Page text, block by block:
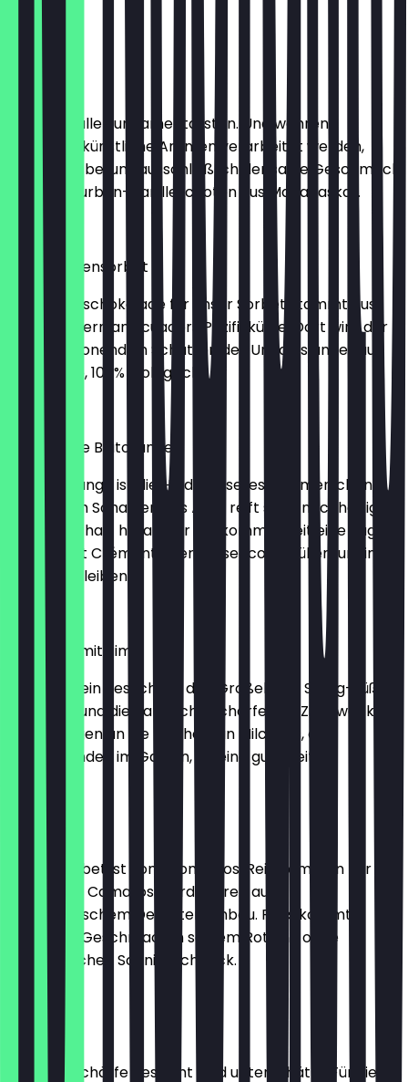
Ein Eis für alle Fundamentalisten. Und während
woanders künstliche Aromen verarbeitet werden,
findet sich bei uns ausschließlich der satte Geschmack
ganzer Bourbon-Vanilleschoten aus Madagaskar.
Schokoladensorbet
Die Dunkelschokolade für unser Sorbet stammt aus
Nebelwäldern an Ecuadors Pazifikküste. Dort wird der
Kakao schonend im Schatten des Urwalds angebaut.
65% Kakao, 100% biologisch.
Sizilianische Blutorange
Die Blutorange ist die Heldin unseres sommerlichen
Sorbets. Im Schatten des Ätna reift sie in nachhaltiger
Landwirtschaft heran. Zur Vollkommenheit eine Kugel
im Glas mit Crémant oder Prosecco auffüllen, um in
Italien zu bleiben.
Apfelmus mit Zimt
Ein Eis wie ein Besuch bei den Großeltern. Saftig-süßes
Apfelmus und die natürliche Schärfe von Zimt wecken
Erinnerungen an die Kindheit, an Milchreis, an
Wochenenden im Garten, an eine gute Zeit.
Dieses Sorbet ist kompromisslos. Rein kommen nur
feldfrische Camarosa-Erdbeeren aus
biodynamischem Demeter-Anbau. Raus kommt
intensiver Geschmack in sattem Rot und ohne
irgendwelchen Schnickschnack.
Die süße Schärfe des Zimt wird unterschätzt. Für viele